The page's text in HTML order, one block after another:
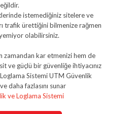
istemediğiniz sitelere ve
trafik ürettiğini bilmenize rağmen
olabilirsiniz.
zamandan kar etmenizi hem de
ve güçlü bir güvenliğe ihtiyacınız
Sistemi UTM Güvenlik
daha fazlasını sunar
ve Loglama Sistemi